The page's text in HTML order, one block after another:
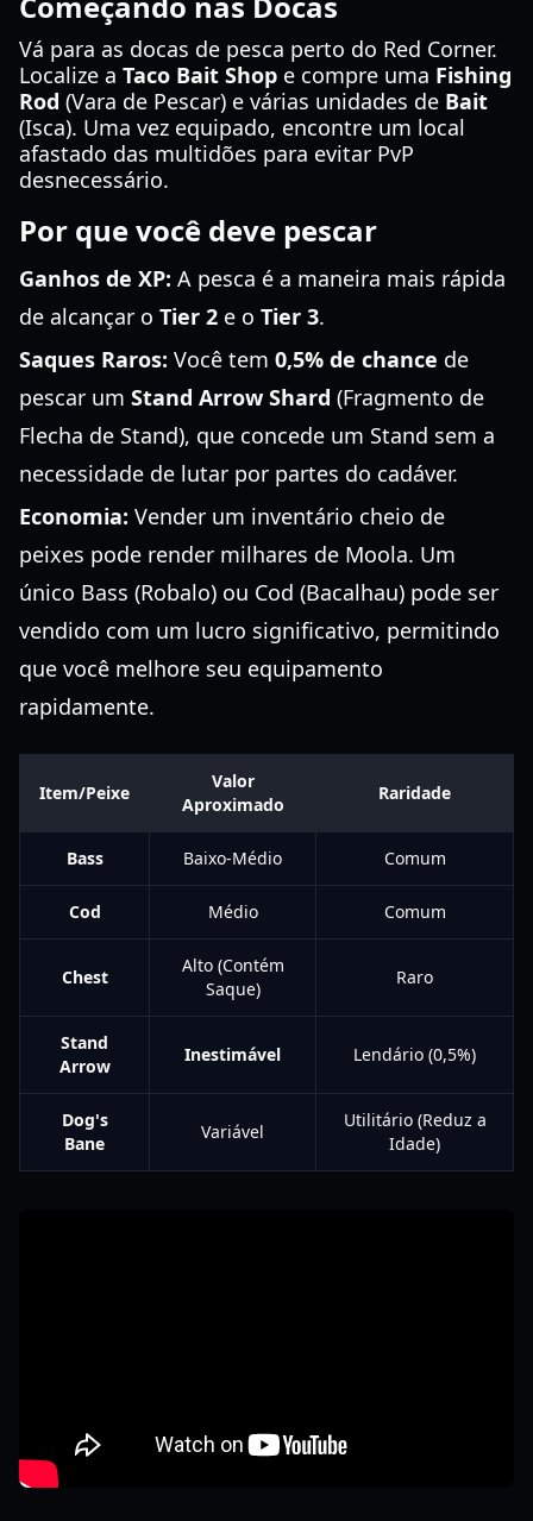
Vá para as docas de pesca perto do Red Corner.
Localize a Taco Bait Shop e compre uma Fishing
Rod (Vara de Pescar) e várias unidades de Bait
(Isca). Uma vez equipado, encontre um local
afastado das multidões para evitar PvP
desnecessário.
Por que você deve pescar
Ganhos de XP: A pesca é a maneira mais rápida
de alcançar o Tier 2 e o Tier 3.
Saques Raros: Você tem 0,5% de chance de
pescar um Stand Arrow Shard (Fragmento de
Flecha de Stand), que concede um Stand sem a
necessidade de lutar por partes do cadáver.
Economia: Vender um inventário cheio de
peixes pode render milhares de Moola. Um
único Bass (Robalo) ou Cod (Bacalhau) pode ser
vendido com um lucro significativo, permitindo
que você melhore seu equipamento
rapidamente.
Item/Peixe
Valor
Aproximado
Raridade
Bass Baixo-Médio Comum
Cod Médio Comum
Chest
Alto (Contém
Saque)
Raro
Stand
Arrow
Inestimável Lendário (0,5%)
Dog's
Bane
Variável
Utilitário (Reduz a
Idade)